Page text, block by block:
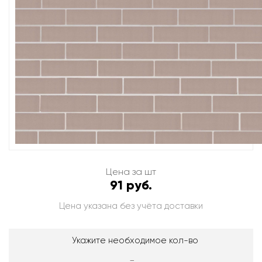
Цена за шт
91 руб.
Цена указана без учёта доставки
Укажите необходимое кол-во